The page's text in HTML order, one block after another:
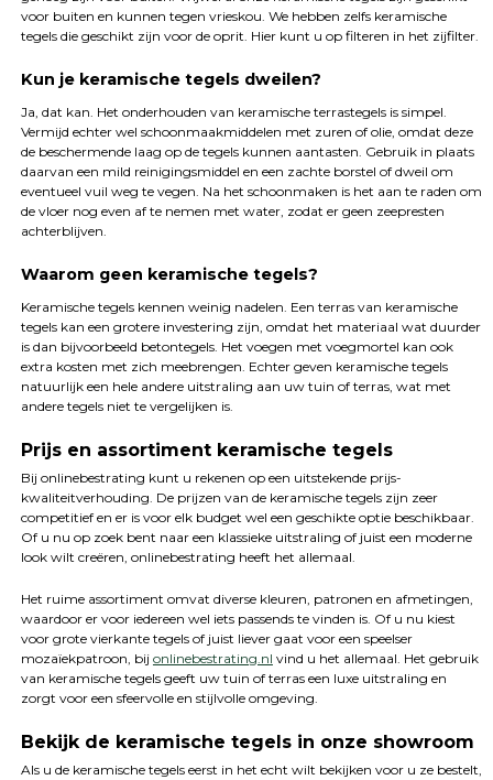
voor buiten en kunnen tegen vrieskou. We hebben zelfs keramische
tegels die geschikt zijn voor de oprit. Hier kunt u op filteren in het zijfilter.
Kun je keramische tegels dweilen?
Ja, dat kan. Het onderhouden van keramische terrastegels is simpel.
Vermijd echter wel schoonmaakmiddelen met zuren of olie, omdat deze
de beschermende laag op de tegels kunnen aantasten. Gebruik in plaats
daarvan een mild reinigingsmiddel en een zachte borstel of dweil om
eventueel vuil weg te vegen. Na het schoonmaken is het aan te raden om
de vloer nog even af te nemen met water, zodat er geen zeepresten
achterblijven.
Waarom geen keramische tegels?
Keramische tegels kennen weinig nadelen. Een terras van keramische
tegels kan een grotere investering zijn, omdat het materiaal wat duurder
is dan bijvoorbeeld betontegels. Het voegen met voegmortel kan ook
extra kosten met zich meebrengen. Echter geven keramische tegels
natuurlijk een hele andere uitstraling aan uw tuin of terras, wat met
andere tegels niet te vergelijken is.
Prijs en assortiment keramische tegels
Bij onlinebestrating kunt u rekenen op een uitstekende prijs-
kwaliteitverhouding. De prijzen van de keramische tegels zijn zeer
competitief en er is voor elk budget wel een geschikte optie beschikbaar.
Of u nu op zoek bent naar een klassieke uitstraling of juist een moderne
look wilt creëren, onlinebestrating heeft het allemaal.
Het ruime assortiment omvat diverse kleuren, patronen en afmetingen,
waardoor er voor iedereen wel iets passends te vinden is. Of u nu kiest
voor grote vierkante tegels of juist liever gaat voor een speelser
mozaïekpatroon, bij onlinebestrating.nl vind u het allemaal. Het gebruik
van keramische tegels geeft uw tuin of terras een luxe uitstraling en
zorgt voor een sfeervolle en stijlvolle omgeving.
Bekijk de keramische tegels in onze showroom
Als u de keramische tegels eerst in het echt wilt bekijken voor u ze bestelt,